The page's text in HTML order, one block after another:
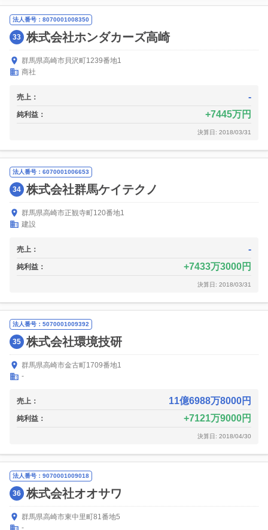
法人番号：8070001008350
33 株式会社ホンダカーズ高崎
群馬県高崎市貝沢町1239番地1
商社
売上： -
純利益： 7445万円
決算日: 2018/03/31
法人番号：6070001006653
34 株式会社群馬ケイテクノ
群馬県高崎市正観寺町120番地1
建設
売上： -
純利益： 7433万3000円
決算日: 2018/03/31
法人番号：5070001009392
35 株式会社環境技研
群馬県高崎市金古町1709番地1
-
売上： 11億6988万8000円
純利益： 7121万9000円
決算日: 2018/04/30
法人番号：9070001009018
36 株式会社オオサワ
群馬県高崎市東中里町81番地5
-